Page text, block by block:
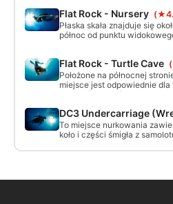
nurkowania, gdy warunki w
gorsze.
Flat Rock - Nursery
Płaska skała znajduje się
północ od punktu
w Flat Rock.
Flat Rock - Turtle Cave
Położone na północnej
miejsce jest odpowiednie dla
poziomów nurków z małą
Jaskinia żółwiowa jest
nurkowania z prądem wokół
obserwowania dużego życia
często pojawia się na
DC3 Undercarriage
To miejsce nurkowania
koło i części śmigła z
zdeponowane przez trawler
roku.